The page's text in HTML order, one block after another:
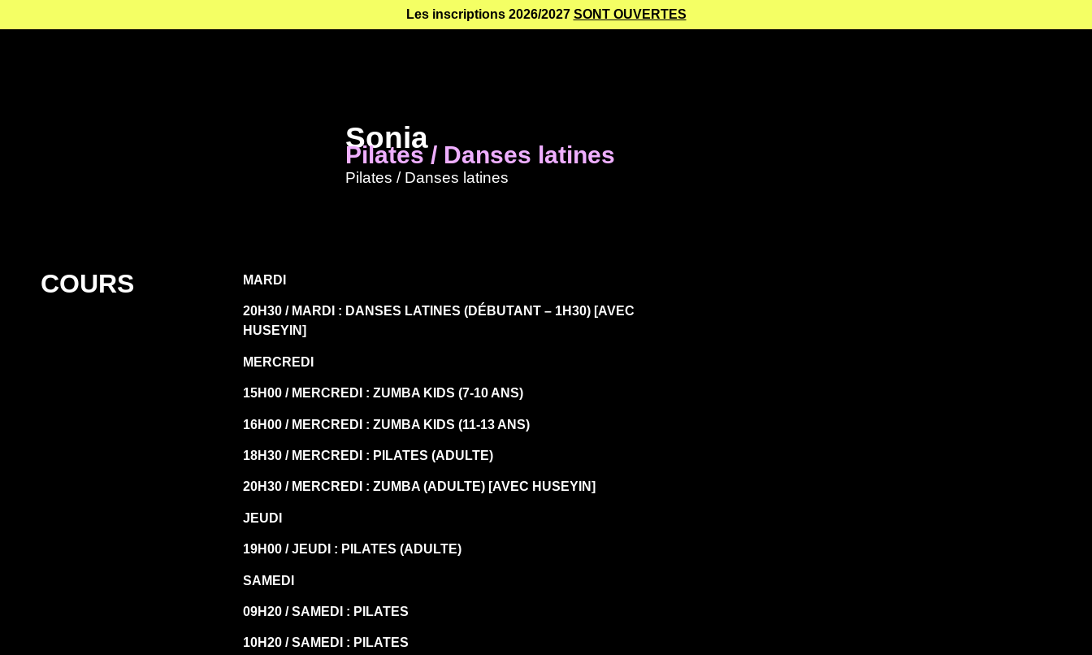
Les inscriptions 2026/2027 SONT OUVERTES
Sonia
Pilates / Danses latines
Pilates / Danses latines
COURS MARDI
20H30 / MARDI : DANSES LATINES (DÉBUTANT – 1H30) [AVEC
HUSEYIN]
MERCREDI
15H00 / MERCREDI : ZUMBA KIDS (7-10 ANS)
16H00 / MERCREDI : ZUMBA KIDS (11-13 ANS)
18H30 / MERCREDI : PILATES (ADULTE)
20H30 / MERCREDI : ZUMBA (ADULTE) [AVEC HUSEYIN]
JEUDI
19H00 / JEUDI : PILATES (ADULTE)
SAMEDI
09H20 / SAMEDI : PILATES
10H20 / SAMEDI : PILATES